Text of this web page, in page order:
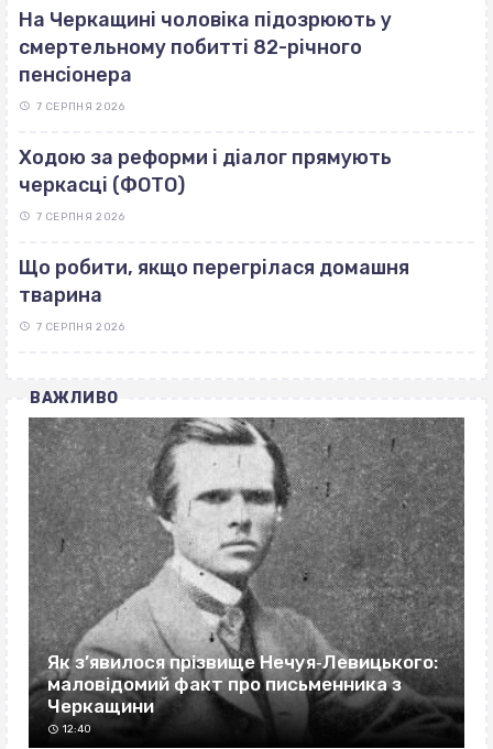
На Черкащині чоловіка підозрюють у
смертельному побитті 82-річного
пенсіонера
7 СЕРПНЯ 2026
Ходою за реформи і діалог прямують
черкасці (ФОТО)
7 СЕРПНЯ 2026
Що робити, якщо перегрілася домашня
тварина
7 СЕРПНЯ 2026
ВАЖЛИВО
Як з’явилося прізвище Нечуя‐Левицького:
маловідомий факт про письменника з
Черкащини
12:40